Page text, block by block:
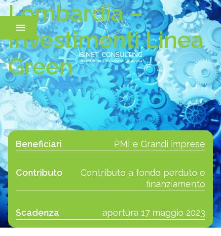
Lombardia –
Investimenti Linea
Green
Beneficiari PMI e Grandi imprese
Contributo
Contributo a fondo perduto e
finanziamento
Scadenza apertura 17 maggio 2023